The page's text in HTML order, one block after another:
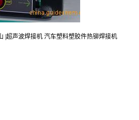
|超声波焊接机 汽车塑料塑胶件热铆焊接机